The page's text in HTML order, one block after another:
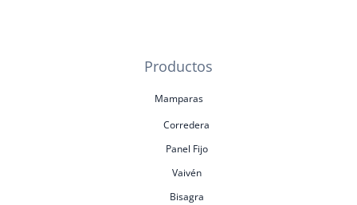
Productos
Mamparas
Corredera
Panel Fijo
Vaivén
Bisagra